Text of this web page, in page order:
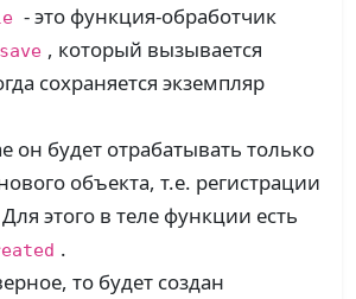
- это функция-обработчик
, который вызывается
сохраняется экземпляр
он будет отрабатывать только
объекта, т.е. регистрации
этого в теле функции есть
.
то будет создан